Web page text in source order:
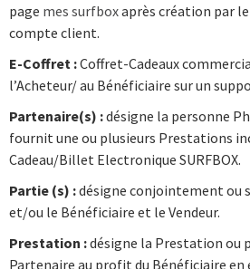
page mes surfboxaprès création par
compte client.
E-Coffret :Coffret-Cadeaux
l’Acheteur/ au Bénéficiaire sur un
Partenaire(s) :désigne la personne
fournit une ou plusieurs Prestations
Cadeau/Billet Electronique SURFBOX.
Partie (s) :désigne conjointement ou
et/ou le Bénéficiaire et le Vendeur.
Prestation :désigne la Prestation ou
Partenaire au profit du Bénéficiaire en